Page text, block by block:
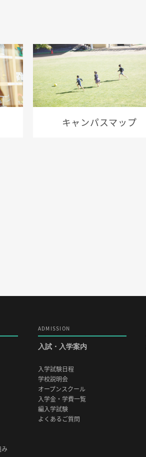
キャンパスマップ
ADMISSION
入試・入学案内
入学試験日程
学校説明会
オープンスクール
入学金・学費一覧
編入学試験
よくあるご質問